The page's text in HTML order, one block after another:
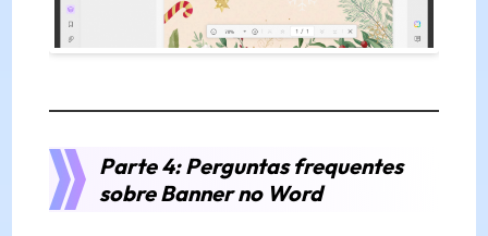
Parte 4: Perguntas frequentes
sobre Banner no Word